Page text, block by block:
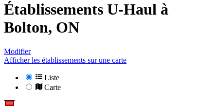
Établissements U-Haul à
Bolton, ON
Modifier
Afficher les établissements sur une carte
Liste
Carte